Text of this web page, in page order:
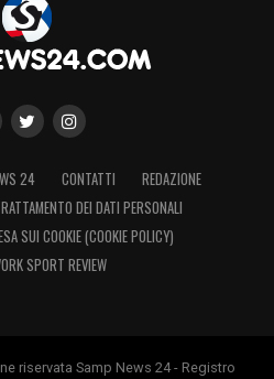
24 CONTATTI
REDAZIONE
DEI DATI PERSONALI
SUI COOKIE (COOKIE POLICY)
SPORT REVIEW
riservata Samp News 24 - Registro